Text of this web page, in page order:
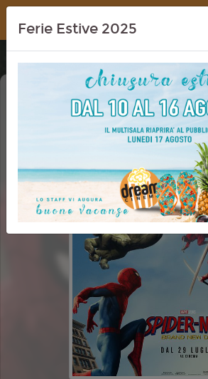
Dream Cinema
SPIDER-MAN: BRAND
Ferie Estive 2025